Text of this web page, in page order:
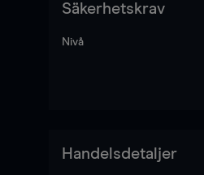
Säkerhetskrav
Nivå
Handelsdetaljer